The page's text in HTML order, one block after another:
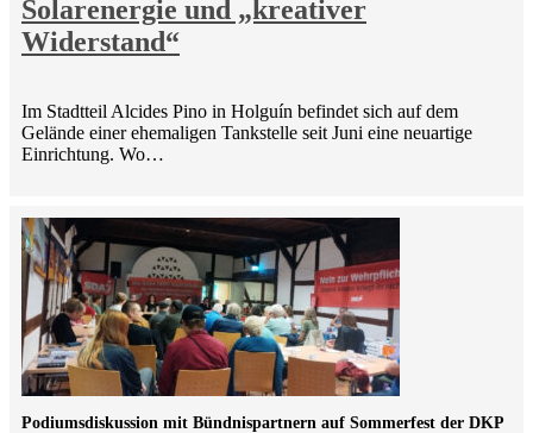
Solarenergie und „kreativer
Widerstand“
Im Stadtteil Alcides Pino in Holguín befindet sich auf dem
Gelände einer ehemaligen Tankstelle seit Juni eine neuartige
Einrichtung. Wo…
Podiumsdiskussion mit Bündnispartnern auf Sommerfest der DKP